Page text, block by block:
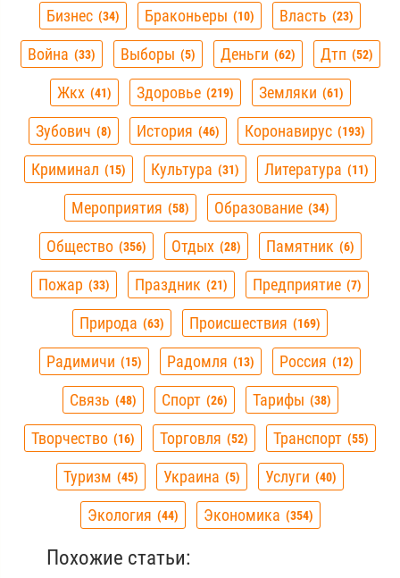
Бизнес 34 Браконьеры 10 Власть 23
Война 33 Выборы 5 Деньги 62 Дтп 52
Жкх 41 Здоровье 219 Земляки 61
Зубович 8 История 46 Коронавирус 193
Криминал 15 Культура 31 Литература 11
Мероприятия 58 Образование 34
Общество 356 Отдых 28 Памятник 6
Пожар 33 Праздник 21 Предприятие 7
Природа 63 Происшествия 169
Радимичи 15 Радомля 13 Россия 12
Связь 48 Спорт 26 Тарифы 38
Творчество 16 Торговля 52 Транспорт 55
Туризм 45 Украина 5 Услуги 40
Экология 44 Экономика 354
Похожие статьи: